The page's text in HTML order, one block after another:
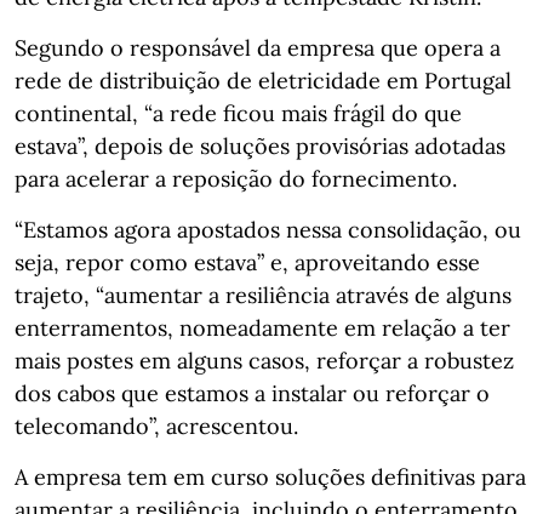
Segundo o responsável da empresa que opera a
rede de distribuição de eletricidade em Portugal
continental, “a rede ficou mais frágil do que
estava”, depois de soluções provisórias adotadas
para acelerar a reposição do fornecimento.
“Estamos agora apostados nessa consolidação, ou
seja, repor como estava” e, aproveitando esse
trajeto, “aumentar a resiliência através de alguns
enterramentos, nomeadamente em relação a ter
mais postes em alguns casos, reforçar a robustez
dos cabos que estamos a instalar ou reforçar o
telecomando”, acrescentou.
A empresa tem em curso soluções definitivas para